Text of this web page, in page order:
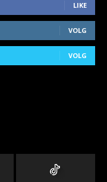
LIKE
VOLG
VOLG